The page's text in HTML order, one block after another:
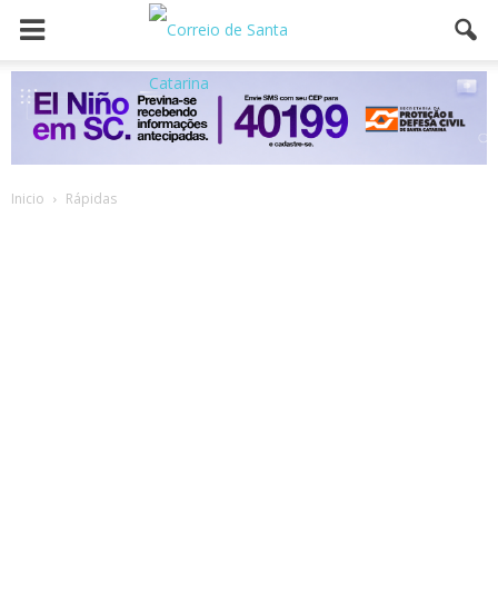
Inicio Rápidas